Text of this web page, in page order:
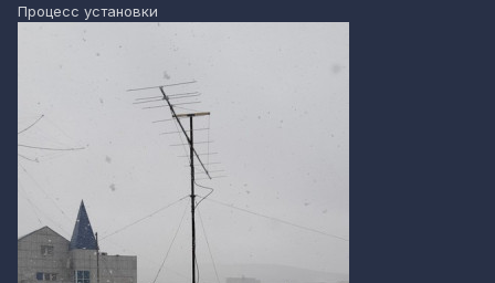
Процесс установки